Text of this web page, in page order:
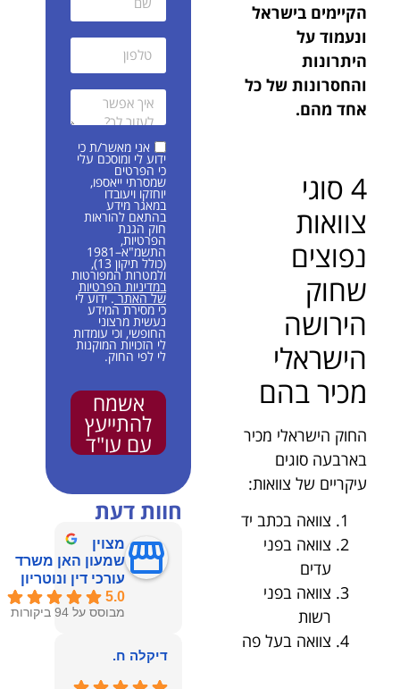
הקיימים בישראל
ונעמוד על
היתרונות
והחסרונות של כל
אחד מהם.
4 סוגי
צוואות
נפוצים
שחוק
הירושה
הישראלי
מכיר בהם
החוק הישראלי מכיר
בארבעה סוגים
עיקריים של צוואות:
צוואה בכתב יד
צוואה בפני
עדים
צוואה בפני
רשות
צוואה בעל פה
אני מאשר/ת כי
ידוע לי ומוסכם עלי
כי הפרטים
שמסרתי ייאספו,
יוחזקו ויעובדו
במאגר מידע
בהתאם להוראות
חוק הגנת
הפרטיות,
התשמ"א–1981
(כולל תיקון 13),
ולמטרות המפורטות
במדיניות הפרטיות
של האתר. ידוע לי
כי מסירת המידע
נעשית מרצוני
החופשי, וכי עומדות
לי הזכויות המוקנות
לי לפי החוק.
אשמח
להתייעץ
עם עו"ד
חוות דעת
מצוין
שמעון האן משרד
עורכי דין ונוטריון
5.0
מבוסס על 94 ביקורות
דיקלה ח.